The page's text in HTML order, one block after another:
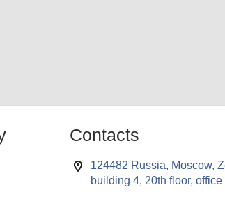
Contacts
124482 Russia, Moscow,
building 4, 20th floor, office